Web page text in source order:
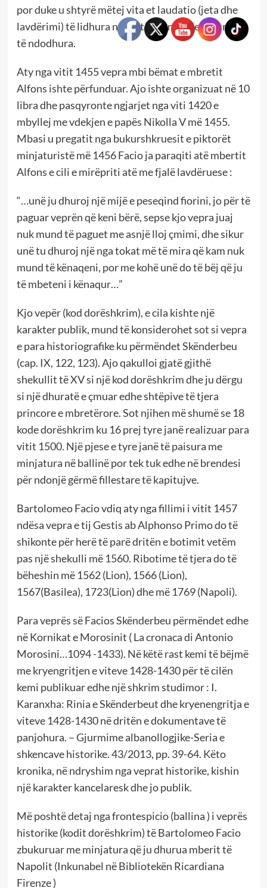
por duke u shtyrë mëtej vita et laudatio (jeta dhe
lavdërimi) të lidhura ngushtë me ngjarjet luftrake
të ndodhura.
Aty nga vitit 1455 vepra mbi bëmat e mbretit
Alfons ishte përfunduar. Ajo ishte organizuat në 10
libra dhe pasqyronte ngjarjet nga viti 1420 e
mbyllej me vdekjen e papës Nikolla V më 1455.
Mbasi u pregatit nga bukurshkruesit e piktorët
minjaturistë më 1456 Facio ja paraqiti atë mbertit
Alfons e cili e mirëpriti atë me fjalë lavdëruese :
“…unë ju dhuroj një mijë e peseqind fiorini, jo për të
paguar veprën që keni bërë, sepse kjo vepra juaj
nuk mund të paguet me asnjë lloj çmimi, dhe sikur
unë tu dhuroj një nga tokat më të mira që kam nuk
mund të kënaqeni, por me kohë unë do të bëj që ju
të mbeteni i kënaqur…”
Kjo vepër (kod dorëshkrim), e cila kishte një
karakter publik, mund të konsiderohet sot si vepra
e para historiografike ku përmëndet Skënderbeu
(cap. IX, 122, 123). Ajo qakulloi gjatë gjithë
shekullit të XV si një kod dorëshkrim dhe ju dërgu
si një dhuratë e çmuar edhe shtëpive të tjera
princore e mbretërore. Sot njihen më shumë se 18
kode dorëshkrim ku 16 prej tyre janë realizuar para
vitit 1500. Një pjese e tyre janë të paisura me
minjatura në ballinë por tek tuk edhe në brendesi
për ndonjë gërmë fillestare të kapitujve.
Bartolomeo Facio vdiq aty nga fillimi i vitit 1457
ndësa vepra e tij Gestis ab Alphonso Primo do të
shikonte për herë të parë dritën e botimit vetëm
pas një shekulli më 1560. Ribotime të tjera do të
bëheshin më 1562 (Lion), 1566 (Lion),
1567(Basilea), 1723(Lion) dhe më 1769 (Napoli).
Para veprës së Facios Skënderbeu përmëndet edhe
në Kornikat e Morosinit ( La cronaca di Antonio
Morosini…1094 -1433). Në këtë rast kemi të bëjmë
me kryengritjen e viteve 1428-1430 për të cilën
kemi publikuar edhe një shkrim studimor : I.
Karanxha: Rinia e Skënderbeut dhe kryenengritja e
viteve 1428-1430 në dritën e dokumentave të
panjohura. – Gjurmime albanollogjike-Seria e
shkencave historike. 43/2013, pp. 39-64. Këto
kronika, në ndryshim nga veprat historike, kishin
një karakter kancelaresk dhe jo publik.
Më poshtë detaj nga frontespicio (ballina ) i veprës
historike (kodit dorëshkrim) të Bartolomeo Facio
zbukuruar me minjatura që ju dhurua mberit të
Napolit (Inkunabel në Bibliotekën Ricardiana
Firenze )